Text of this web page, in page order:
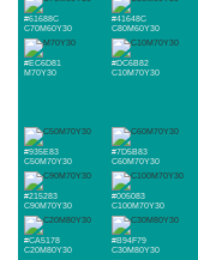
#61688C
C70M60Y30
#41648C
C80M60Y30
#EC6D81
M70Y30
#DC6B82
C10M70Y30
#935E83
C50M70Y30
#7D5B83
C60M70Y30
#215283
C90M70Y30
#005083
C100M70Y30
#CA5178
C20M80Y30
#B94F79
C30M80Y30